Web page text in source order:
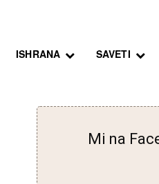
ISHRANA SAVETI
Mi na